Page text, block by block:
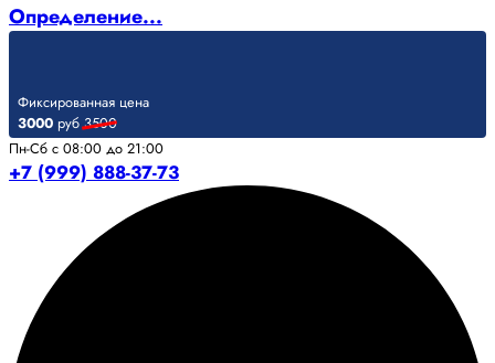
Определение...
Фиксированная цена
3000 руб3500
Пн-Сб с 08:00 до 21:00
+7 (999) 888-37-73